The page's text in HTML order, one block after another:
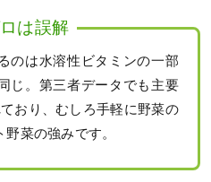
は誤解
のは水溶性ビタミンの一部
じ。第三者データでも主要
おり、むしろ手軽に野菜の
菜の強みです。